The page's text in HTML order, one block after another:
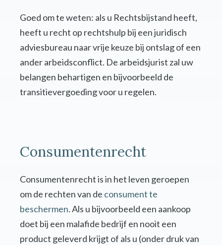
Goed om te weten: als u Rechtsbijstand heeft,
heeft u recht op rechtshulp bij een juridisch
adviesbureau naar vrije keuze bij ontslag of een
ander arbeidsconflict. De arbeidsjurist zal uw
belangen behartigen en bijvoorbeeld de
transitievergoeding voor u regelen.
Consumentenrecht
Consumentenrecht is in het leven geroepen
om de rechten van de consument te
beschermen. Als u bijvoorbeeld een aankoop
doet bij een malafide bedrijf en nooit een
product geleverd krijgt of als u (onder druk van